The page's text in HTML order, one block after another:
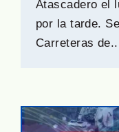
Atascadero el
por la tarde.
Carreteras